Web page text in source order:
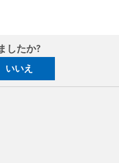
したか?
いいえ